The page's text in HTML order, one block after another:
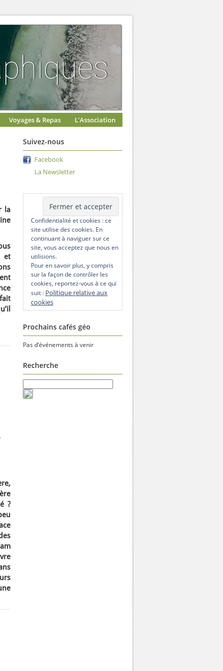
Voyages & Repas L’Association
la
et
?
Suivez-nous
Facebook
La Newsletter
Confidentialité et cookies : ce
site utilise des cookies. En
continuant à naviguer sur ce
site, vous acceptez que nous en
utilisions.
Pour en savoir plus, y compris
sur la façon de contrôler les
cookies, reportez-vous à ce qui
suit : Politique relative aux
cookies
Prochains cafés géo
Pas d’événements à venir
Recherche